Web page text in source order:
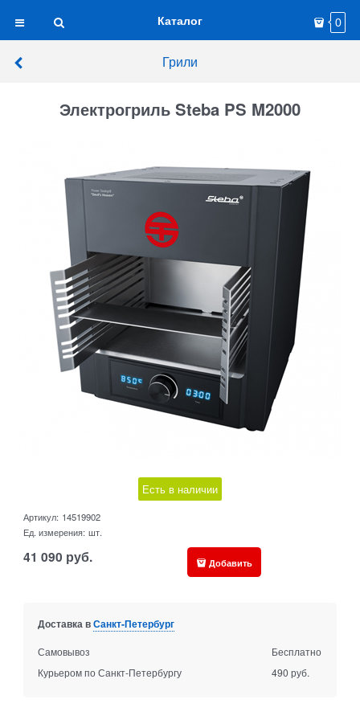
Каталог 0
Грили
Электрогриль Steba PS M2000
Есть в наличии
Артикул: 14519902
Ед. измерения: шт.
41 090 руб. Добавить
Доставка вСанкт-Петербург
Самовывоз
Бесплатно
Курьером по Санкт-Петербургу
490 руб.